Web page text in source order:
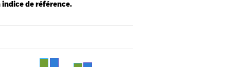
indice de référence.